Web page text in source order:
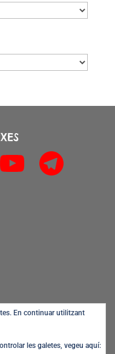
Telegram
En continuar utilitzant
les galetes, vegeu aquí: